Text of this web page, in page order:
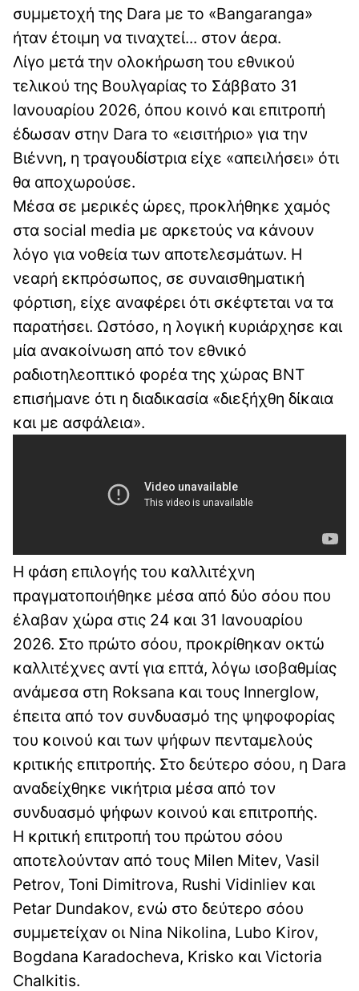
συμμετοχή της Dara με το «Bangaranga»
ήταν έτοιμη να τιναχτεί... στον άερα.
Λίγο μετά την ολοκήρωση του εθνικού
τελικού της Βουλγαρίας το Σάββατο 31
Ιανουαρίου 2026, όπου κοινό και επιτροπή
έδωσαν στην Dara το «εισιτήριο» για την
Βιέννη, η τραγουδίστρια είχε «απειλήσει» ότι
θα αποχωρούσε.
Μέσα σε μερικές ώρες, προκλήθηκε χαμός
στα social media με αρκετούς να κάνουν
λόγο για νοθεία των αποτελεσμάτων. Η
νεαρή εκπρόσωπος, σε συναισθηματική
φόρτιση, είχε αναφέρει ότι σκέφτεται να τα
παρατήσει. Ωστόσο, η λογική κυριάρχησε και
μία ανακοίνωση από τον εθνικό
ραδιοτηλεοπτικό φορέα της χώρας ΒΝΤ
επισήμανε ότι η διαδικασία «διεξήχθη δίκαια
και με ασφάλεια».
Η φάση επιλογής του καλλιτέχνη
πραγματοποιήθηκε μέσα από δύο σόου που
έλαβαν χώρα στις 24 και 31 Ιανουαρίου
2026. Στο πρώτο σόου, προκρίθηκαν οκτώ
καλλιτέχνες αντί για επτά, λόγω ισοβαθμίας
ανάμεσα στη Roksana και τους Innerglow,
έπειτα από τον συνδυασμό της ψηφοφορίας
του κοινού και των ψήφων πενταμελούς
κριτικής επιτροπής. Στο δεύτερο σόου, η Dara
αναδείχθηκε νικήτρια μέσα από τον
συνδυασμό ψήφων κοινού και επιτροπής.
Η κριτική επιτροπή του πρώτου σόου
αποτελούνταν από τους Milen Mitev, Vasil
Petrov, Toni Dimitrova, Rushi Vidinliev και
Petar Dundakov, ενώ στο δεύτερο σόου
συμμετείχαν οι Nina Nikolina, Lubo Kirov,
Bogdana Karadocheva, Krisko και Victoria
Chalkitis.